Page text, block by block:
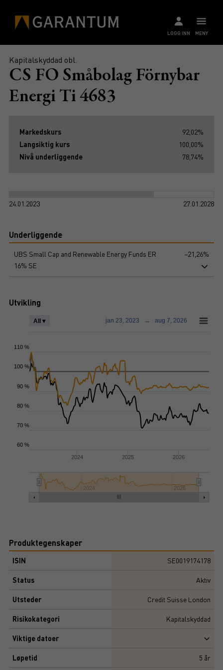
MENY
LOGG INN
Kapitalskyddad obl.
CS FO Småbolag Förnybar
Energi Ti 4683
Markedskurs
92,02%
Langsiktig kurs
100,00%
Nivå underliggende
78,74%
24.01.2023 27.01.2028
Underliggende
UBS Small Cap and Renewable Energy Funds ER
16% SE
−21,26%
Utvikling
2024 2025 2026
2024 2026
All ▾ jan 23, 2023 → aug 7, 2026
60 %
70 %
80 %
90 %
100 %
110 %
Produktegenskaper
ISIN SE0019174178
Status Aktiv
Utsteder Credit Suisse London
Risikokategori Kapitalskyddad
Viktige datoer
Løpetid 5 år